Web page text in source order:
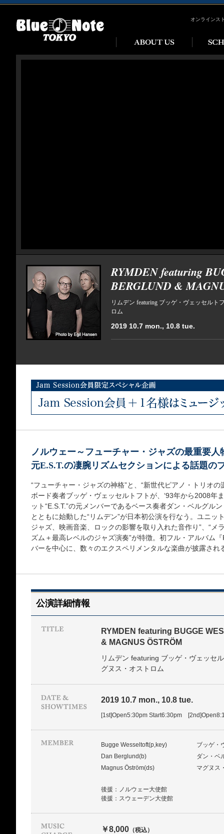
オンラインス
RYMDEN featuring
BERGLUND &
リムデン featuring ブッゲ・ヴェッセル
ロム
2019 10.7 mon., 10.8 tue.
ノルウェー～フューチャー・ジャズの最重要人
元E.S.T.の凄腕リズムセクションによる話題の
“フューチャー・ジャズの神格”と、“新世代ピアノ・トリオ
ボード奏者ブッゲ・ヴェッセルトフトが、‘93年から2008年
ット“E.S.T.”の元メンバーであるベース奏者ダン・ベルグル
とともに始動した“リムデン”が日本初公演を行なう。ユニッ
ジャズ、映画音楽、ロックの影響を取り入れた音作り”、“メ
ズム＋最高レベルのジャズ演奏”が特徴。初フル・アルバム
バーを中心に、数々のエクスペリメンタルな楽曲が披露され
公演詳細情報
RYMDEN featuring BUGGE
& MAGNUS ÖSTRÖM
リムデン featuring ブッゲ・ヴェッセ
グヌス・オストロム
2019 10.7 mon., 10.8 tue.
[1st]Open5:30pm Start6:30pm
Bugge Wesseltoft(p,key)
ブッゲ・
Dan Berglund(b)
ダン・ベ
Magnus Öström(ds)
マグヌス
後援：ノルウェー大使館
後援：スウェーデン大使館
￥8,000 （税込）